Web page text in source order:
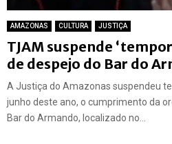
AMAZONAS CULTURA JUSTIÇA
TJAM suspende
de despejo do Bar do
A Justiça do Amazonas suspendeu
junho deste ano, o cumprimento da
Bar do Armando, localizado no...